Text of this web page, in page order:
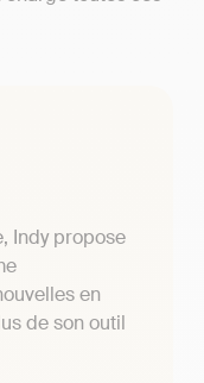
Indy propose
en
de son outil